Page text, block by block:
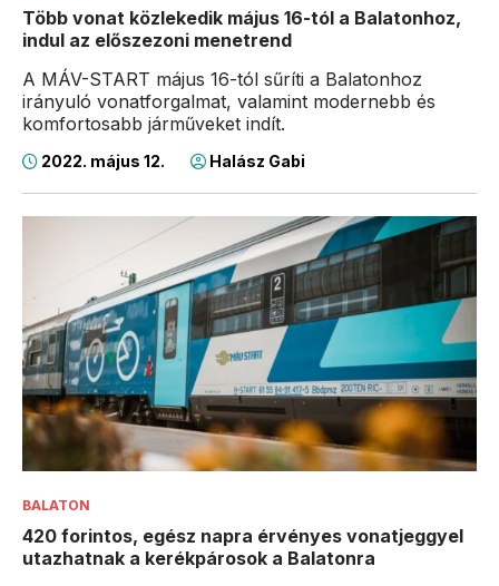
Több vonat közlekedik május 16-tól a Balatonhoz,
indul az előszezoni menetrend
A MÁV-START május 16-tól sűríti a Balatonhoz
irányuló vonatforgalmat, valamint modernebb és
komfortosabb járműveket indít.
2022. május 12. Halász Gabi
BALATON
420 forintos, egész napra érvényes vonatjeggyel
utazhatnak a kerékpárosok a Balatonra